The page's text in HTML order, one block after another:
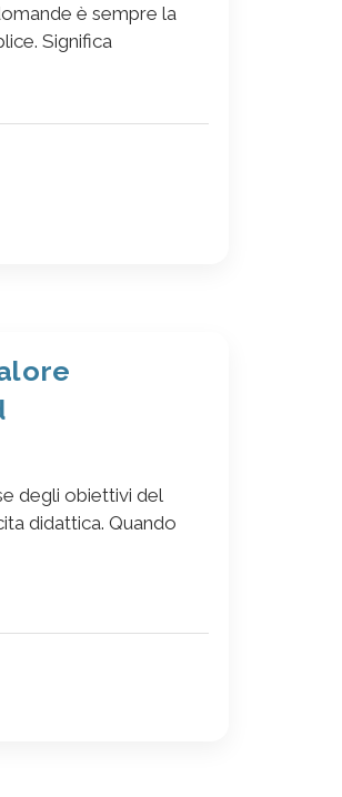
è sempre la
Significa
degli obiettivi del
didattica. Quando